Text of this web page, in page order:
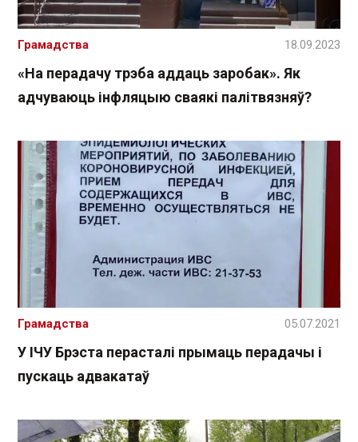
«На перадачу трэба аддаць заробак». Як
адчуваюць інфляцыю сваякі палітвязняў?
Грамадства 18.09.2023
У ІЧУ Брэста перасталі прымаць перадачы і
пускаць адвакатаў
Грамадства 05.07.2021